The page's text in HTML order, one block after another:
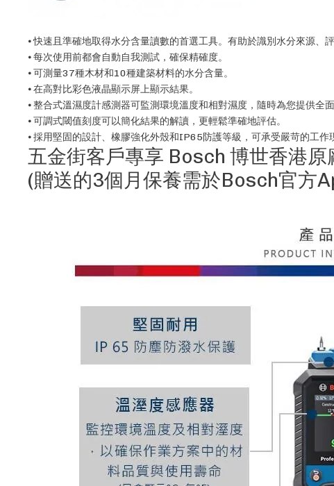
⦁ 快速且準確地取得水分含量讀數的首選工具。有助於識別水分來源、
⦁ 每次使用前都會自動自我測試，確保精確度。
⦁ 可測量37種木材和10種建築材料的水分含量。
⦁ 在高對比彩色液晶顯示屏上顯示結果。
⦁ 整合式溫濕度計感測器可監測環境溫度和相對濕度，隨時為您提供全面
⦁ 可調式閾值刻度可以簡化結果的解讀，更輕鬆準確地評估。
⦁ 採用堅固的設計、橡膠強化外殼和IP65防護等級，可承受嚴苛的工作
五金街客戶專享 Bosch 博世香港
(贈送的3個月保養需於Bosch官方